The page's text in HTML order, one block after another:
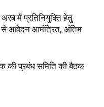
में प्रतिनियुक्ति हेतु
से आवेदन आमंत्रित, अंतिम
की प्रबंध समिति की बैठक